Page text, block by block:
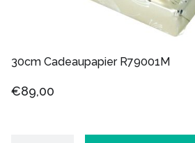
30cm Cadeaupapier R79001M
€89,00